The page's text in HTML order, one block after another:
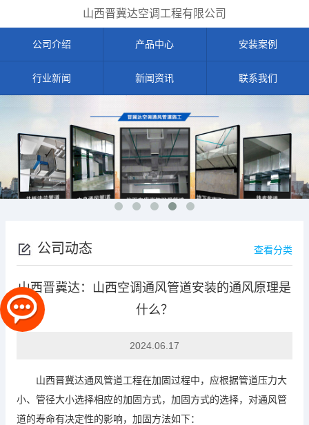
山西晋冀达空调工程有限公司
公司介绍 产品中心 安装案例
行业新闻 新闻资讯 联系我们
公司动态 查看分类
山西晋冀达：山西空调通风管道安装的通风原理是
什么？
2024.06.17
山西晋冀达通风管道工程在加固过程中，应根据管道压力大
小、管径大小选择相应的加固方式，加固方式的选择，对通风管
道的寿命有决定性的影响，加固方法如下：